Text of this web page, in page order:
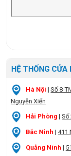
HỆ THỐNG CỬA
Hà Nội | Số 8-
Nguyễn Xiển
Hải Phòng | Số
Bắc Ninh | 411
Quảng Ninh |